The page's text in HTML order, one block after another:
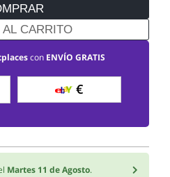
CARRITO
con ENVÍO GRATIS
€
Martes 11 de Agosto.